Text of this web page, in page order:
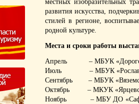
местных изобразительных
развития искусства,
стилей в регионе,
родной культуре.
Места и сроки работы
Апрель – МБУК
Июль – МБУК
Сентябрь – МБУК
Октябрь – МКУК
Ноябрь – МБУ ДО